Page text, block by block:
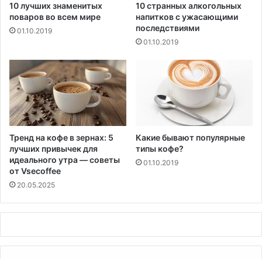
10 лучших знаменитых
поваров во всем мире
01.10.2019
10 странных алкогольных
напитков с ужасающими
последствиями
01.10.2019
Тренд на кофе в зернах: 5
лучших привычек для
идеального утра — советы
от Vsecoffee
20.05.2025
Какие бывают популярные
типы кофе?
01.10.2019